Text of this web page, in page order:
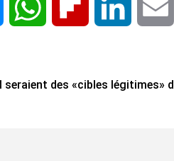
MessengerWhatsApp Flipboard LinkedIn
des «cibles légitimes»